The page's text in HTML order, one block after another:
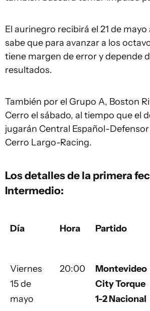
El aurinegro recibirá el 21 de
sabe que para avanzar a los
tiene margen de error y depende
resultados.
También por el Grupo A, Boston
Cerro el sábado, al tiempo que el
jugarán Central Español-
Cerro Largo-Racing.
Los detalles de la primera
Intermedio:
Día Hora Partido
Viernes
15 de
mayo
20:00
Montevideo
City Torque
1-2 Nacional